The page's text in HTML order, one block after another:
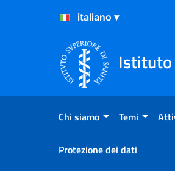
Salta al Contenuto
Salta al Footer
Istituto
Chi siamo Temi
Protezione dei dati